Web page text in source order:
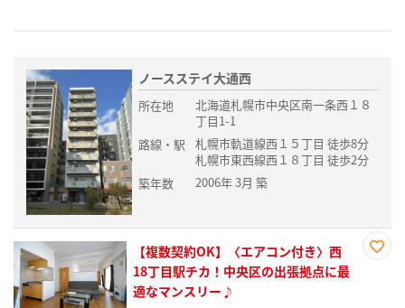
ノースステイ大通西
所在地
北海道札幌市中央区南一条西１８
丁目1-1
路線・駅
札幌市軌道線西１５丁目 徒歩8分
札幌市東西線西１８丁目 徒歩2分
築年数
2006年 3月 築
【複数契約OK】〈エアコン付き〉西
18丁目駅チカ！中央区の出張拠点に最
適なマンスリー♪